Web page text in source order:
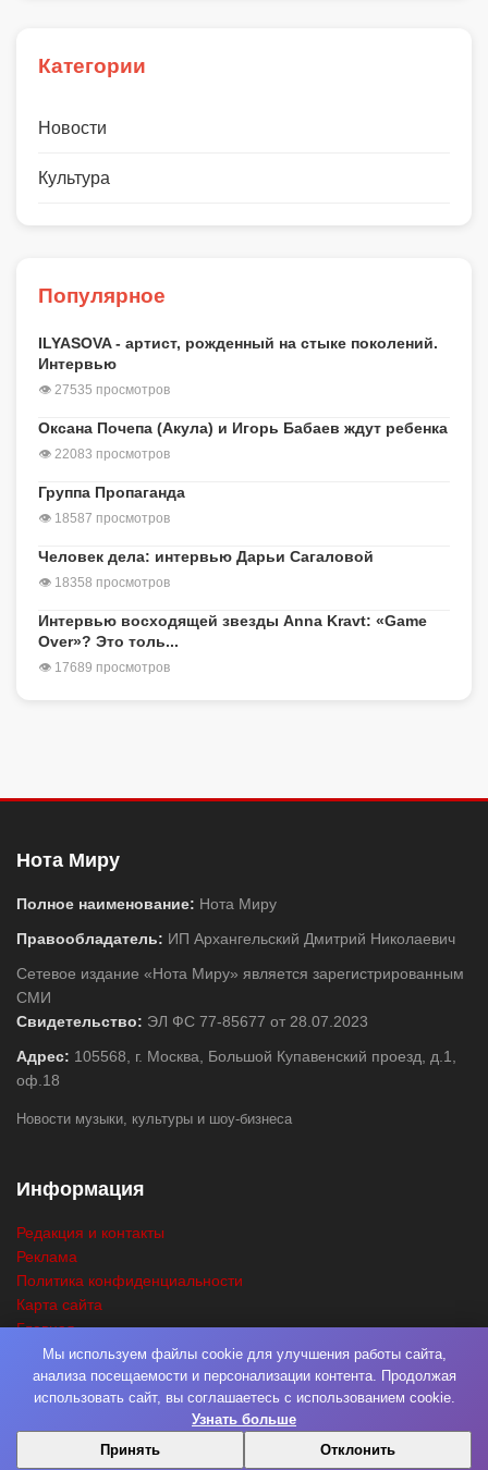
Категории
Новости
Культура
Популярное
ILYASOVA - артист, рожденный на стыке поколений.
Интервью
👁 27535 просмотров
Оксана Почепа (Акула) и Игорь Бабаев ждут ребенка
👁 22083 просмотров
Группа Пропаганда
👁 18587 просмотров
Человек дела: интервью Дарьи Сагаловой
👁 18358 просмотров
Интервью восходящей звезды Anna Kravt: «Game
Over»? Это толь...
👁 17689 просмотров
Нота Миру
Полное наименование: Нота Миру
Правообладатель: ИП Архангельский Дмитрий Николаевич
Сетевое издание «Нота Миру» является зарегистрированным
СМИ
Свидетельство: ЭЛ ФС 77-85677 от 28.07.2023
Адрес: 105568, г. Москва, Большой Купавенский проезд, д.1,
оф.18
Новости музыки, культуры и шоу-бизнеса
Информация
Редакция и контакты
Реклама
Политика конфиденциальности
Карта сайта
Главная
Поиск
© 2026Нота Миру. РазработкаФабрика Медиа Мьюзик. Все права
Мы используем файлы cookie для улучшения работы сайта,
анализа посещаемости и персонализации контента. Продолжая
использовать сайт, вы соглашаетесь с использованием cookie.
Узнать больше
Принять
Отклонить